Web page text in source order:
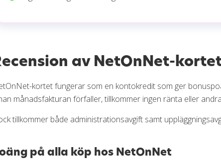
av NetOnNet-
kortet fungerar som en kontokredit som ger
månadsfakturan förfaller, tillkommer ingen ränta eller
tillkommer både administrationsavgift samt
på alla köp hos NetOnNet